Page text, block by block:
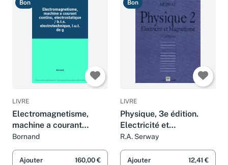
Bon
LIVRE
Electromagnetisme,
machine a courant
continu, electrostatique /
b.t.s. electrotechnique,
I.u.t. de g
Bornand
Ajouter 160,00 €
Bon
LIVRE
Physique, 3e édition.
Electricité et
magnétisme, volume 2
R.A. Serway
Ajouter 12,41 €